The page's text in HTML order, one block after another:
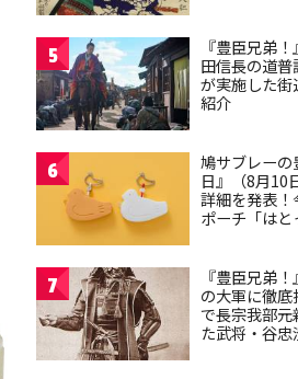
5
『豊臣兄弟
田信長の道
が実施した街
紹介
6
鳩サブレーの
日』（8月10
詳細を発表！
ポーチ「はと
7
『豊臣兄弟
の大軍に徹
で長宗我部元
た武将・谷忠